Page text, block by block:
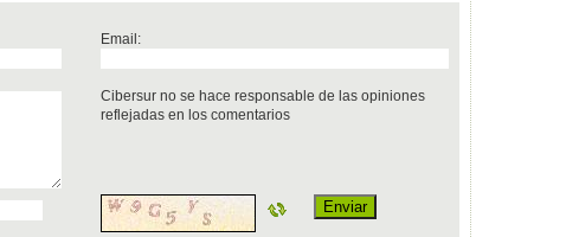
Email:
Cibersur no se hace responsable de las opiniones
reflejadas en los comentarios